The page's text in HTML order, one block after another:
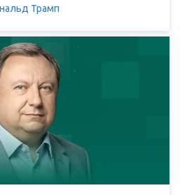
Трамп